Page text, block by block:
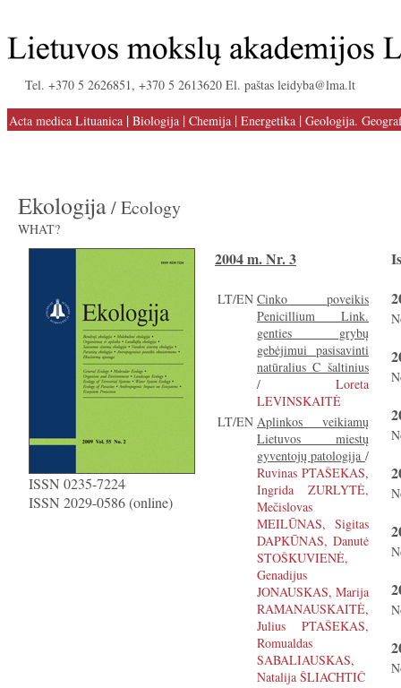
Tel. +370 5 2626851, +370 5 2613620 El. paštas leidyba@lma.lt
Acta medica Lituanica | Biologija | Chemija | Energetika | Geologija.
Ekologija/ Ecology
WHAT?
ISSN 0235-7224
ISSN 2029-0586 (online)
2004 m. Nr. 3
LT/EN Cinko poveikis
Penicillium Link.
genties grybų
gebėjimui pasisavinti
natūralius C šaltinius
/ Loreta
LEVINSKAITĖ
LT/EN Aplinkos veikiamų
Lietuvos miestų
gyventojų patologija /
Ruvinas PTAŠEKAS,
Ingrida ZURLYTĖ,
Mečislovas
MEILŪNAS, Sigitas
DAPKŪNAS, Danutė
STOŠKUVIENĖ,
Genadijus
JONAUSKAS, Marija
RAMANAUSKAITĖ,
Julius PTAŠEKAS,
Romualdas
SABALIAUSKAS,
Natalija ŠLIACHTIČ